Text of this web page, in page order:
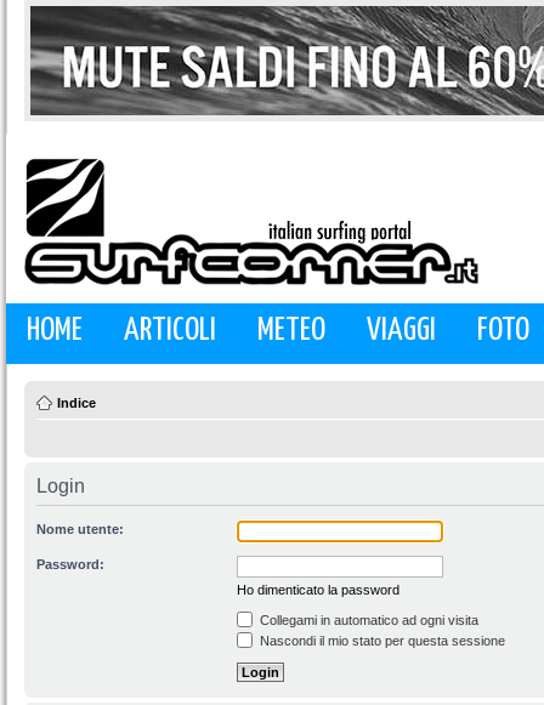
HOME ARTICOLI METEO VIAGGI FOTO
Indice
Login
Nome utente:
Password:
Ho dimenticato la password
Collegami in automatico ad ogni visita
Nascondi il mio stato per questa sessione